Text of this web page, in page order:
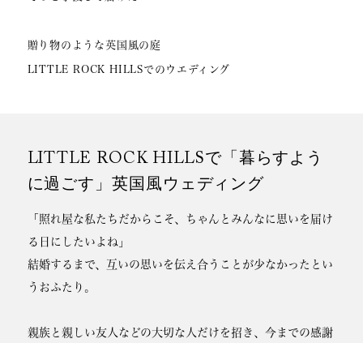
贈り物のような英国風の庭
LITTLE ROCK HILLSでのウエディング
LITTLE ROCK HILLSで「暮らすよう
に過ごす」英国風ウェディング
「照れ屋な私たちだからこそ、ちゃんとみんなに思いを届け
る日にしたいよね」
結婚するまで、互いの思いを伝え合うことが少なかったとい
うおふたり。
親族と親しい友人などの大切な人だけを招き、今までの感謝